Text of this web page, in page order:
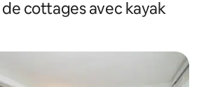
cottages avec kayak